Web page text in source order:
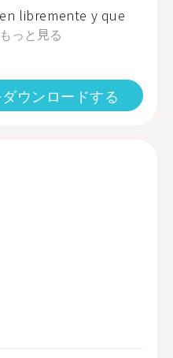
libremente y que
もっと見る
ウンロードする